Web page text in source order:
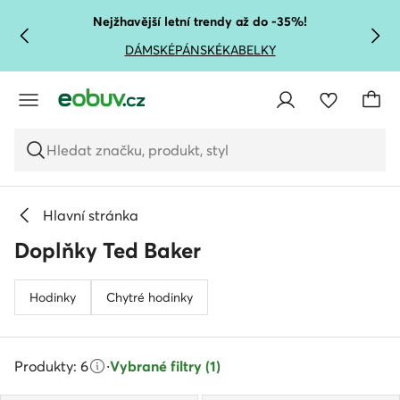
PŘEJÍT NA HLAVNÍ OBSAH
PŘEJÍT NA VYHLEDÁVÁNÍ
Nejžhavější letní trendy až do -35%!
DÁMSKÉPÁNSKÉKABELKY
Hledat značku, produkt, styl
Hlavní stránka
Doplňky Ted Baker
Hodinky Chytré hodinky
Produkty: 6 ·Vybrané filtry (1)